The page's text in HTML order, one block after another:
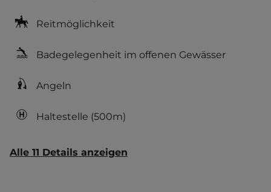
Reitmöglichkeit
Badegelegenheit im offenen Gewässer
Angeln
Haltestelle (500m)
Alle 11 Details anzeigen